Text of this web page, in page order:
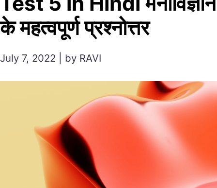
के महत्वपूर्ण प्रश्नोत्तर
July 7, 2022 | by RAVI